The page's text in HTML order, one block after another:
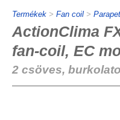
Termékek > Fan coil >
ActionClima
fan-coil, EC
2 csöves,